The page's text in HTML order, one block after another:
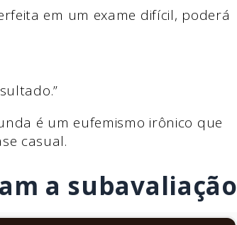
em um exame difícil, poderá
é um eufemismo irônico que
casual.
a subavaliação